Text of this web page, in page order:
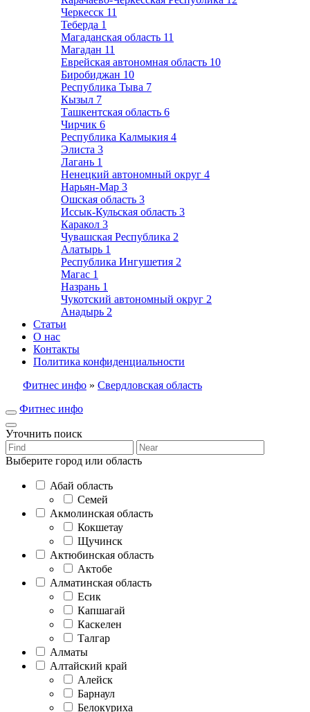
Черкесск 11
Теберда 1
Магаданская область 11
Магадан 11
Еврейская автономная область 10
Биробиджан 10
Республика Тыва 7
Кызыл 7
Ташкентская область 6
Чирчик 6
Республика Калмыкия 4
Элиста 3
Лагань 1
Ненецкий автономный округ 4
Нарьян-Мар 3
Ошская область 3
Иссык-Кульская область 3
Каракол 3
Чувашская Республика 2
Алатырь 1
Республика Ингушетия 2
Магас 1
Назрань 1
Чукотский автономный округ 2
Анадырь 2
Статьи
О нас
Контакты
Политика конфиденциальности
Фитнес инфо » Свердловская область
Фитнес инфо
Уточнить поиск
Выберите город или область
Абай область
Семей
Акмолинская область
Кокшетау
Щучинск
Актюбинская область
Актобе
Алматинская область
Есик
Капшагай
Каскелен
Талгар
Алматы
Алтайский край
Алейск
Барнаул
Белокуриха